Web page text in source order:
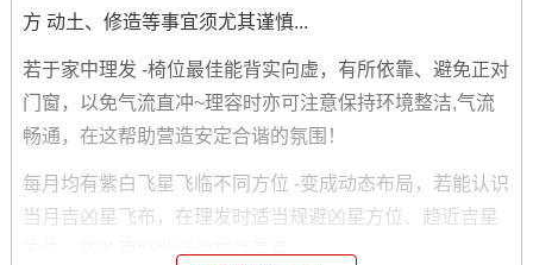
方 动土、修造等事宜须尤其谨慎...
若于家中理发 -椅位最佳能背实向虚，有所依靠、避免正对
门窗，以免气流直冲~理容时亦可注意保持环境整洁,气流
畅通，在这帮助营造安定合谐的氛围！
每月均有紫白飞星飞临不同方位 -变成动态布局，若能认识
当月吉凶星飞布，在理发时适当规避凶星方位、趋近吉星
方位，或能更好地接纳自然气息。